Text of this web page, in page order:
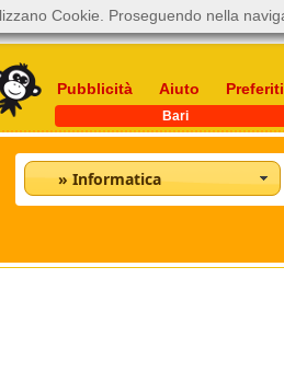
Pubblicità Aiuto Preferiti
Bari
» Informatica
Cookie. Proseguendo nella